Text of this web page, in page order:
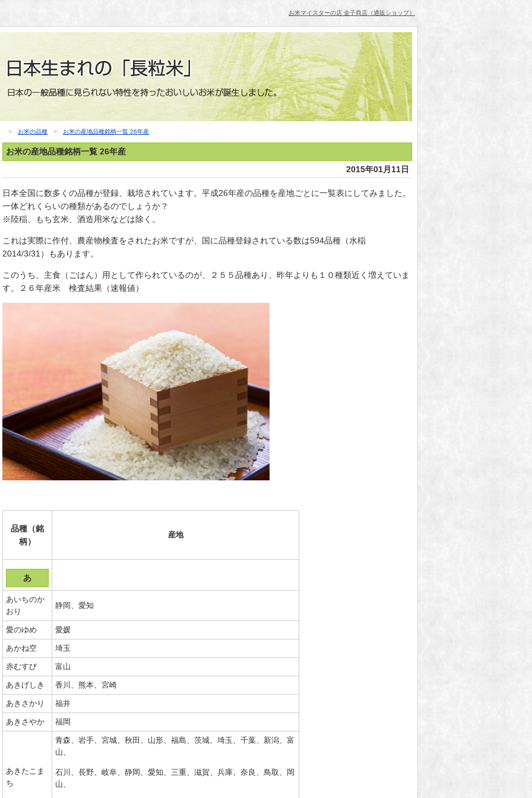
お米マイスターの店 金子商店（通販ショップ）
> お米の品種 > お米の産地品種銘柄一覧 26年産
お米の産地品種銘柄一覧 26年産
2015年01月11日
日本全国に数多くの品種が登録、栽培されています。平成26年産の品種を産地ごとに一覧表にしてみました。
一体どれくらいの種類があるのでしょうか？
※陸稲、もち玄米、酒造用米などは除く。
これは実際に作付、農産物検査をされたお米ですが、国に品種登録されている数は594品種（水稲
2014/3/31）もあります。
このうち、主食（ごはん）用として作られているのが、２５５品種あり、昨年よりも１０種類近く増えていま
す。２６年産米 検査結果（速報値）
品種（銘
柄）
産地
あ
あいちのか
おり
静岡、愛知
愛のゆめ 愛媛
あかね空 埼玉
赤むすび 富山
あきげしき 香川、熊本、宮崎
あきさかり 福井
あきさやか 福岡
あきたこま
ち
青森、岩手、宮城、秋田、山形、福島、茨城、埼玉、千葉、新潟、富
山、
石川、長野、岐阜、静岡、愛知、三重、滋賀、兵庫、奈良、鳥取、岡
山、